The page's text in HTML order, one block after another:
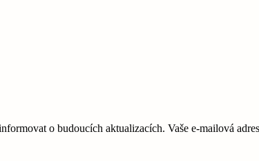
o budoucích aktualizacích. Vaše e-mailová